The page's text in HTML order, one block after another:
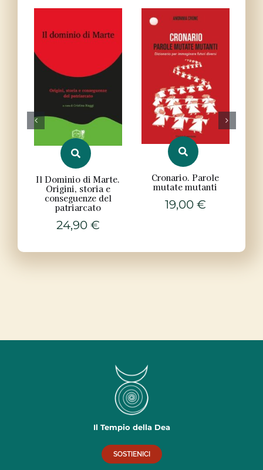
Il Dominio di Marte.
Origini, storia e
conseguenze del
patriarcato
24,90 €
Cronario. Parole
mutate mutanti
19,00 €
Il Tempio della Dea
SOSTIENICI